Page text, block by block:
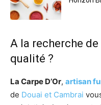
A la recherche
qualité ?
La Carpe D’Or, artisan
de Douai et Cambrai